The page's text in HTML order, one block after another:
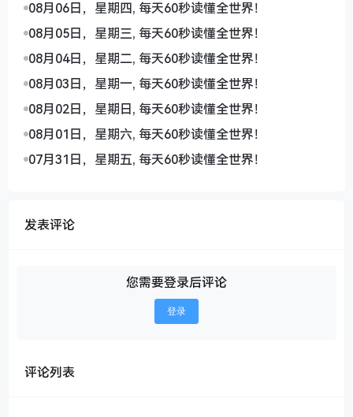
08月06日，星期四, 每天60秒读懂全世界！
08月05日，星期三, 每天60秒读懂全世界！
08月04日，星期二, 每天60秒读懂全世界！
08月03日，星期一, 每天60秒读懂全世界！
08月02日，星期日, 每天60秒读懂全世界！
08月01日，星期六, 每天60秒读懂全世界！
07月31日，星期五, 每天60秒读懂全世界！
发表评论
您需要登录后评论
登录
评论列表